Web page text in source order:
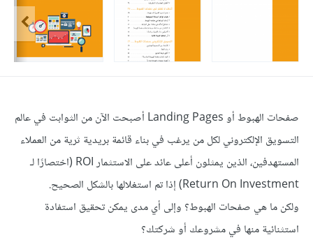
صفحات الهبوط أو Landing Pages أصبحت الآن من الثوابت في عالم
التسويق الإلكتروني لكل من يرغب في بناء قائمة بريدية ثرية من العملاء
المستهدفين، الذين يمثلون أعلى عائد على الاستثمار ROI (اختصارًا لـ
Return On Investment) إذا تم استغلالها بالشكل الصحيح.
ولكن ما هي صفحات الهبوط؟ وإلى أي مدى يمكن تحقيق استفادة
استثنائية منها في مشروعك أو شركتك؟